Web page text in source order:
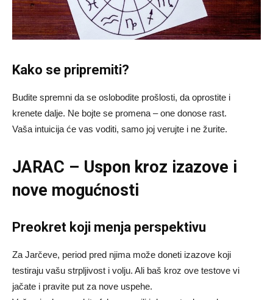
Kako se pripremiti?
Budite spremni da se oslobodite prošlosti, da oprostite i
krenete dalje. Ne bojte se promena – one donose rast.
Vaša intuicija će vas voditi, samo joj verujte i ne žurite.
JARAC – Uspon kroz izazove i
nove mogućnosti
Preokret koji menja perspektivu
Za Jarčeve, period pred njima može doneti izazove koji
testiraju vašu strpljivost i volju. Ali baš kroz ove testove vi
jačate i pravite put za nove uspehe.